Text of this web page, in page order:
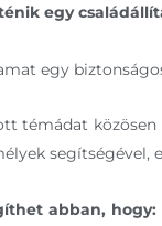
egy
egy
témádat közösen
segítségével,
abban, hogy: